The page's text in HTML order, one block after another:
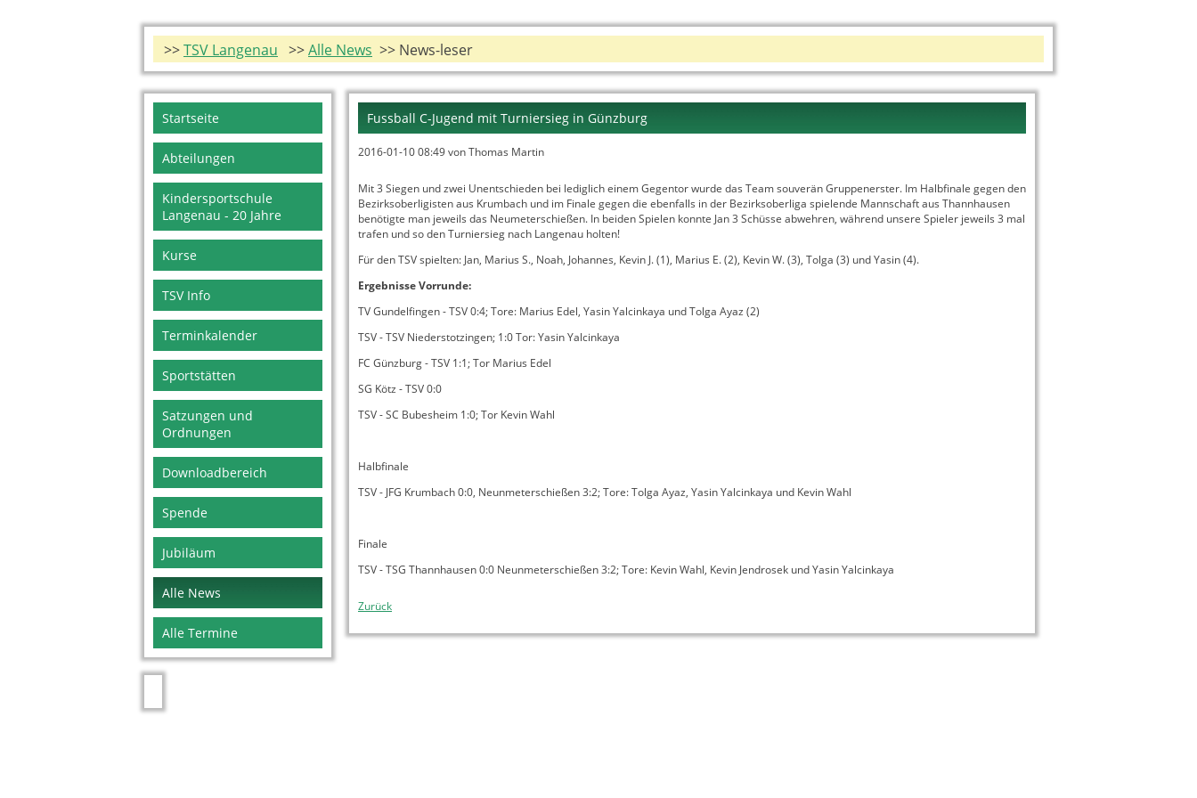
>>TSV Langenau >>Alle News >> News-leser
Fussball C-Jugend mit Turniersieg in Günzburg
2016-01-10 08:49von Thomas Martin
Mit 3 Siegen und zwei Unentschieden bei lediglich einem Gegentor wurde das Team souverän Gruppenerster. Im Halbfinale gegen den
Bezirksoberligisten aus Krumbach und im Finale gegen die ebenfalls in der Bezirksoberliga spielende Mannschaft aus Thannhausen
benötigte man jeweils das Neumeterschießen. In beiden Spielen konnte Jan 3 Schüsse abwehren, während unsere Spieler jeweils 3 mal
trafen und so den Turniersieg nach Langenau holten!
Für den TSV spielten: Jan, Marius S., Noah, Johannes, Kevin J. (1), Marius E. (2), Kevin W. (3), Tolga (3) und Yasin (4).
Ergebnisse Vorrunde:
TV Gundelfingen - TSV 0:4; Tore: Marius Edel, Yasin Yalcinkaya und Tolga Ayaz (2)
TSV - TSV Niederstotzingen; 1:0 Tor: Yasin Yalcinkaya
FC Günzburg - TSV 1:1; Tor Marius Edel
SG Kötz - TSV 0:0
TSV - SC Bubesheim 1:0; Tor Kevin Wahl
Halbfinale
TSV - JFG Krumbach 0:0, Neunmeterschießen 3:2; Tore: Tolga Ayaz, Yasin Yalcinkaya und Kevin Wahl
Finale
TSV - TSG Thannhausen 0:0 Neunmeterschießen 3:2; Tore: Kevin Wahl, Kevin Jendrosek und Yasin Yalcinkaya
Zurück
Navigation
überspringen
Startseite
Abteilungen
Kindersportschule
Langenau - 20 Jahre
Kurse
TSV Info
Terminkalender
Sportstätten
Satzungen und
Ordnungen
Downloadbereich
Spende
Jubiläum
Alle News
Alle Termine